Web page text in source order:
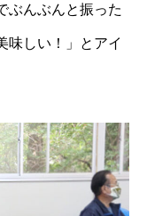
ぶんぶんと振った
味しい！」とアイ